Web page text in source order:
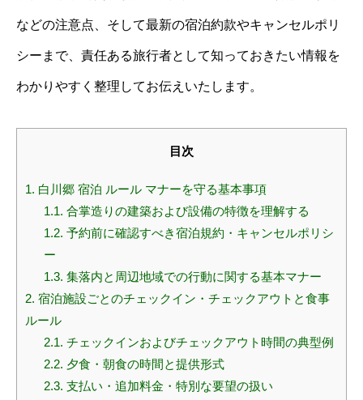
などの注意点、そして最新の宿泊約款やキャンセルポリ
シーまで、責任ある旅行者として知っておきたい情報を
わかりやすく整理してお伝えいたします。
目次
1. 白川郷 宿泊 ルール マナーを守る基本事項
1.1. 合掌造りの建築および設備の特徴を理解する
1.2. 予約前に確認すべき宿泊規約・キャンセルポリシ
ー
1.3. 集落内と周辺地域での行動に関する基本マナー
2. 宿泊施設ごとのチェックイン・チェックアウトと食事
ルール
2.1. チェックインおよびチェックアウト時間の典型例
2.2. 夕食・朝食の時間と提供形式
2.3. 支払い・追加料金・特別な要望の扱い